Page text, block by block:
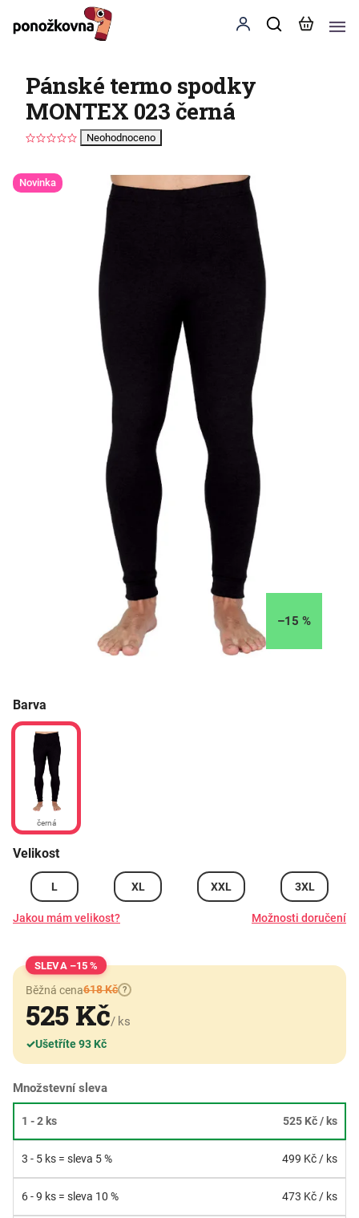
Pánské termo spodky
MONTEX 023 černá
Neohodnoceno
Novinka
–15 %
Množstevní sleva
1 - 2 ks 525 Kč/ ks
3 - 5 ks = sleva 5 % 499 Kč / ks
6 - 9 ks = sleva 10 % 473 Kč / ks
Barva
černá
Velikost
L XL XXL 3XL
Jakou mám velikost? Možnosti doručení
–15 %
Běžná cena618 Kč ?
525 Kč/ ks
✓Ušetříte 93 Kč